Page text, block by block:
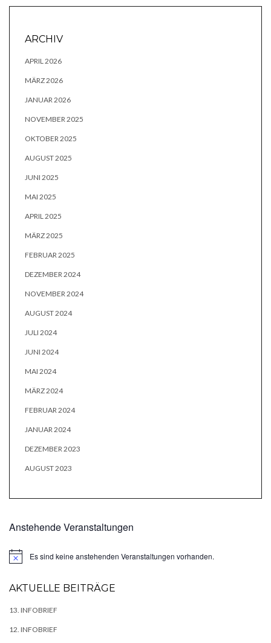
ARCHIV
APRIL 2026
MÄRZ 2026
JANUAR 2026
NOVEMBER 2025
OKTOBER 2025
AUGUST 2025
JUNI 2025
MAI 2025
APRIL 2025
MÄRZ 2025
FEBRUAR 2025
DEZEMBER 2024
NOVEMBER 2024
AUGUST 2024
JULI 2024
JUNI 2024
MAI 2024
MÄRZ 2024
FEBRUAR 2024
JANUAR 2024
DEZEMBER 2023
AUGUST 2023
Anstehende Veranstaltungen
HinweisEs sind keine anstehenden Veranstaltungen vorhanden.
AKTUELLE BEITRÄGE
13. INFOBRIEF
12. INFOBRIEF